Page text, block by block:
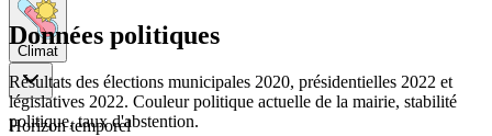
Climat
Horizon temporel
Données politiques
Résultats des élections municipales 2020, présidentielles 2022 et
législatives 2022. Couleur politique actuelle de la mairie, stabilité
politique, taux d'abstention.